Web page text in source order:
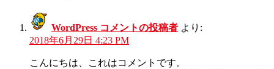
WordPress コメントの投稿者 より:
2018年6月29日 4:23 PM
こんにちは、これはコメントです。